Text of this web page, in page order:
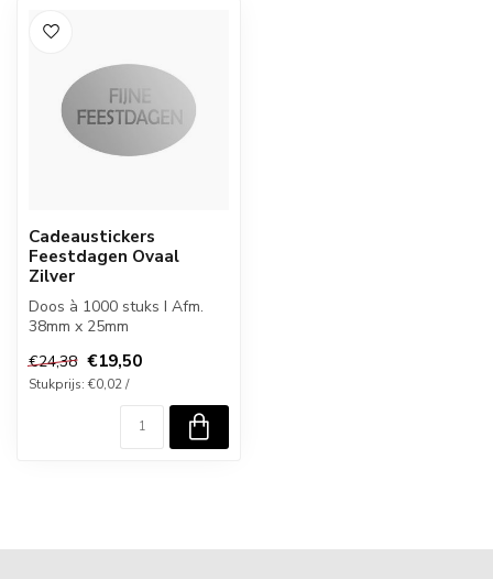
Cadeaustickers
Feestdagen Ovaal
Zilver
Doos à 1000 stuks I Afm.
38mm x 25mm
€24,38 €19,50
Stukprijs: €0,02 /